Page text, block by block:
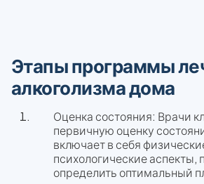
Этапы программы
алкоголизма дома
Оценка состояния: Врачи
первичную оценку
включает в себя
психологические аспекты,
определить оптимальный